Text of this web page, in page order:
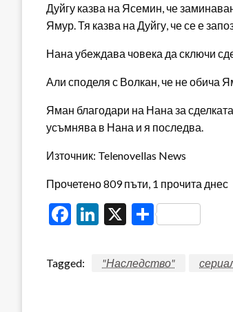
Дуйгу казва на Ясемин, че
Ямур. Тя казва на Дуйгу, че се е
Нана убеждава човека да сключи
Али споделя с Волкан, че не обича
Яман благодари на Нана за
усъмнява в Нана и я последва.
Източник: Telenovellas News
Прочетено 809 пъти, 1 прочита днес
Facebook
LinkedIn
X Share
Tagged: "Наследство"